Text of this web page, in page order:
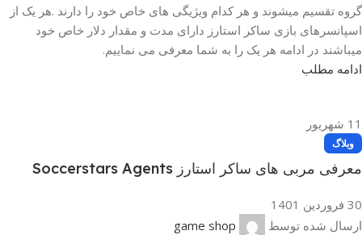
گروه تقسیم میشوند و هر کدام ویژیگی های خاص خود را دارند .هر یک از
اسپانسرهای بازی ساکر استارز دارای مدت و مقدار دلار خاص خود
میباشند در ادامه هر یک را به شما معرفی می نماییم.
ادامه مطلب
11 شهریور
وبلاگ
معرفی مربی های ساکر استارز Soccerstars Agents
30 فروردین 1401
ارسال شده توسط
game shop